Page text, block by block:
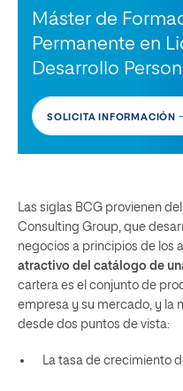
Máster de
Permanente en
Desarrollo
SOLICITA INFORMACIÓN
Las siglas BCG provienen
Consulting Group, que
negocios a principios de los
atractivo del catálogo de
cartera es el conjunto de
empresa y su mercado, y la
desde dos puntos de vista:
La tasa de crecimiento